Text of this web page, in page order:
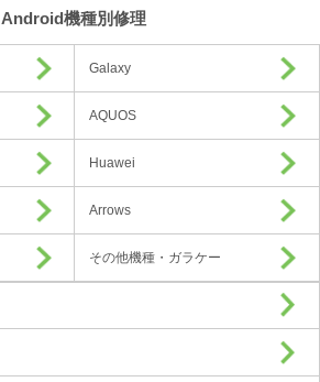
Android機種別修理
Galaxy
AQUOS
Huawei
Arrows
その他機種・ガラケー